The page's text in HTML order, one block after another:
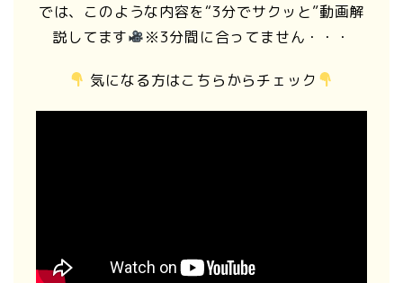
では、このような内容を“3分でサクッと”動画解
説してます
※3分間に合ってません・・・
気になる方はこちらからチェック